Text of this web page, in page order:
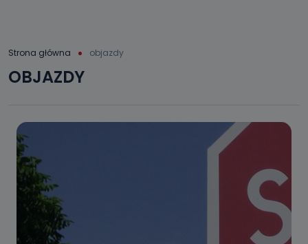
Strona główna objazdy
OBJAZDY